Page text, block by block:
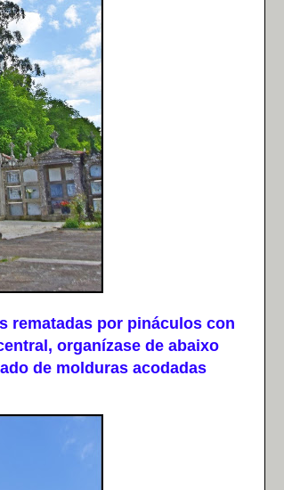
por pináculos con
organízase de abaixo
de molduras acodadas